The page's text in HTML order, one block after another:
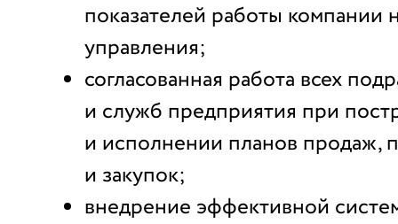
показателей работы компании
управления;
согласованная работа всех
и служб предприятия при
и исполнении планов продаж,
и закупок;
внедрение эффективной